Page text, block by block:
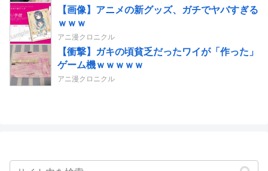
【画像】アニメの新グッズ、ガチでヤバすぎる
ｗｗｗ
アニ漫クロニクル
【衝撃】ガキの頃貧乏だったワイが「作った」
ゲーム機ｗｗｗｗｗ
アニ漫クロニクル